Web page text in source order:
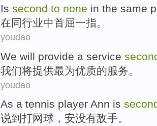
Is second to none in the same
在同行业中首屈一指。
youdao
We will provide a service
我们将提供最为优质的服务 。
youdao
As a tennis player Ann is
说到 打网球， 安没有敌手。